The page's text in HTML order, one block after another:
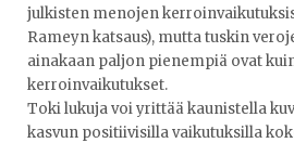
julkisten menojen
Rameyn katsaus), mutta tuskin
ainakaan paljon pienempiä ovat
kerroinvaikutukset.
Toki lukuja voi yrittää kaunistella
kasvun positiivisilla vaikutuksilla